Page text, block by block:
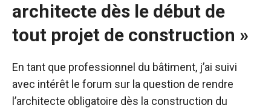
architecte dès le début de
tout projet de construction »
En tant que professionnel du bâtiment, j’ai suivi
avec intérêt le forum sur la question de rendre
l’architecte obligatoire dès la construction du